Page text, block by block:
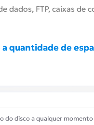
dados, FTP, caixas
quantidade de
do disco a qualquer